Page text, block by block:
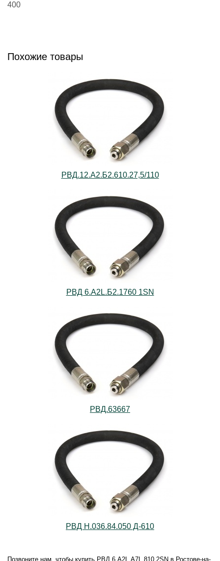
400
Похожие товары
РВД.12.А2.Б2.610.27,5/110
РВД 6.А2L.Б2.1760 1SN
РВД.63667
РВД Н.036.84.050 Д-610
Позвоните нам, чтобы купить РВД.6.А2L.А7L.810.2SN в Ростове-на-